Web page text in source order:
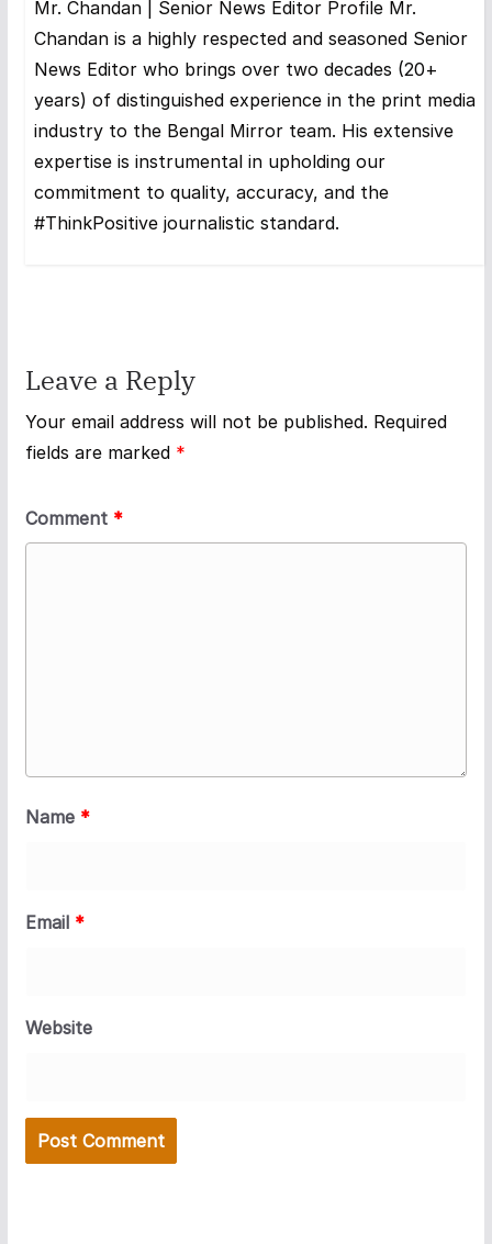
Mr. Chandan | Senior News Editor Profile Mr.
Chandan is a highly respected and seasoned Senior
News Editor who brings over two decades (20+
years) of distinguished experience in the print media
industry to the Bengal Mirror team. His extensive
expertise is instrumental in upholding our
commitment to quality, accuracy, and the
#ThinkPositive journalistic standard.
Leave a Reply
Your email address will not be published. Required
fields are marked *
Comment *
Name *
Email *
Website